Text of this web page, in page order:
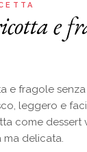
e
e fragole
leggero e
come dessert
delicata.